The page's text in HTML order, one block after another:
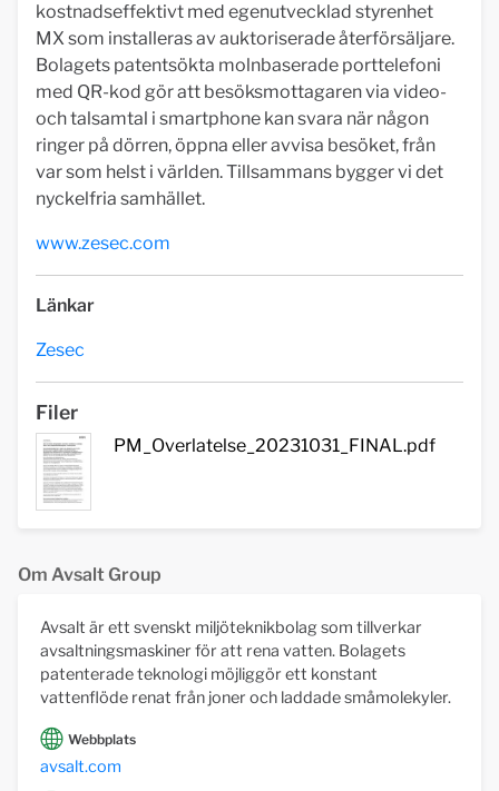
kostnadseffektivt med egenutvecklad styrenhet
MX som installeras av auktoriserade återförsäljare.
Bolagets patentsökta molnbaserade porttelefoni
med QR-kod gör att besöksmottagaren via video-
och talsamtal i smartphone kan svara när någon
ringer på dörren, öppna eller avvisa besöket, från
var som helst i världen. Tillsammans bygger vi det
nyckelfria samhället.
www.zesec.com
Länkar
Zesec
Filer
PM_Overlatelse_20231031_FINAL.pdf
Om Avsalt Group
Avsalt är ett svenskt miljöteknikbolag som tillverkar
avsaltningsmaskiner för att rena vatten. Bolagets
patenterade teknologi möjliggör ett konstant
vattenflöde renat från joner och laddade småmolekyler.
Webbplats
avsalt.com